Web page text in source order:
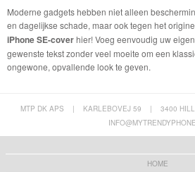
Moderne gadgets hebben niet alleen
en dagelijkse schade, maar ook tegen het
iPhone SE-coverhier! Voeg eenvoudig uw
gewenste tekst zonder veel moeite om een
ongewone, opvallende look te geven.
MTP DK APS | KARLEBOVEJ 59 | 3400
HOME